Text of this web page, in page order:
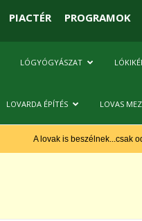
PIACTÉR PROGRAMOK
LÓGYÓGYÁSZAT
LOVARDA ÉPÍTÉS LOVAS
A lovak is beszélnek...csak